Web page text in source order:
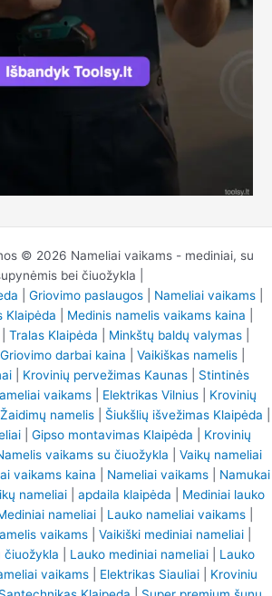
© 2026 Nameliai vaikams - mediniai, su
bei čiuožykla |
Griovimo paslaugos Nameliai vaikams
Klaipėda
Medinis namelis vaikams kaina
Tralas Klaipėda Minkštų baldų valymas|
Griovimo darbai kaina Vaikiškas namelis
Krovinių pervežimas Kaunas
Stintinės
vaikams| Elektrikas Vilnius| Krovinių
Žaidimų namelis| Šiukšlių išvežimas Klaipėda
Gipso montavimas Klaipėda
Krovinių
vaikams su čiuožykla
Vaikų nameliai
vaikams kaina Nameliai vaikams| Namukai
nameliai| apdaila klaipėda
Mediniai lauko
nameliai| Lauko nameliai vaikams|
vaikams| Vaikiški mediniai nameliai|
čiuožykla
Lauko mediniai nameliai| Lauko
vaikams Elektrikas Siauliai
Kroviniu